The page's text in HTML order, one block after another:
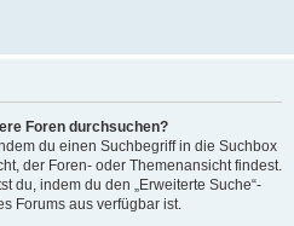
Foren durchsuchen?
du einen Suchbegriff in die Suchbox
der Foren- oder Themenansicht findest.
du, indem du den „Erweiterte Suche“-
Forums aus verfügbar ist.